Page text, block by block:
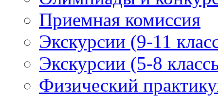
Приемная комиссия
Экскурсии (9-11
Экскурсии (5-8
Физический